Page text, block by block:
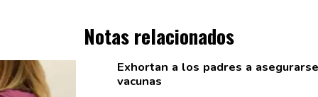
Notas relacionados
Exhortan a los padres a
vacunas